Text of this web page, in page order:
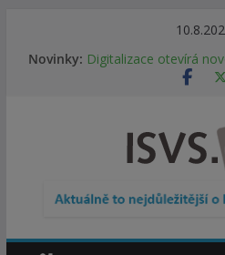
Novinky:
Informace o obcích
novou mobilní aplikaci
Digitalizace otevírá
veřejnost do testování
DIA: Informační
(ISDŘ) je od července
RVIS – Výbor pro
zveřejnil materiály z